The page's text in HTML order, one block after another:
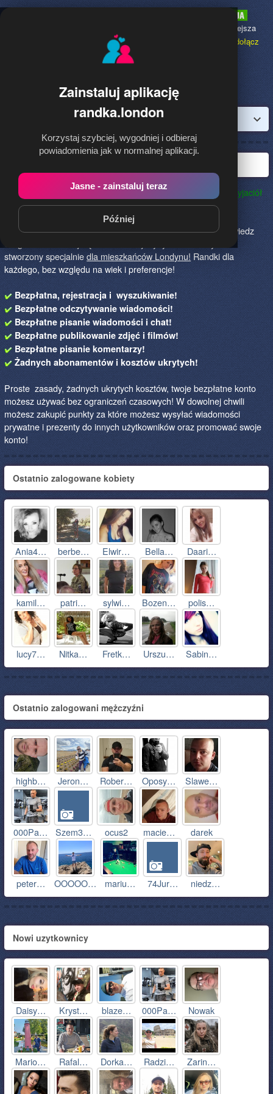
Zainstaluj aplikację
randka.london
Korzystaj szybciej, wygodniej i odbieraj
powiadomienia jak w normalnej aplikacji.
Jasne - zainstaluj teraz
Później
to najpopularniejsza
dołącz
Randka.london to najlepszy sposób na poznanie nowych przyjaciół
w Londynie!Określ czego szukasz i skończ z samotnością!
Znajdziesz tu osoby szukające miłości lub przygody, chętne
na randkę, imprezę i spotkanie na żywo! Dołącz do nas, powiedz
stworzony specjalniedla mieszkańców Londynu! Randki dla
każdego, bez względu na wiek i preferencje!
Bezpłatna, rejestracja i wyszukiwanie!
Bezpłatne odczytywanie wiadomości!
Bezpłatne pisanie wiadomości i chat!
Bezpłatne publikowanie zdjęć i filmów!
Bezpłatne pisanie komentarzy!
Żadnych abonamentów i kosztów ukrytych!
Proste zasady, żadnych ukrytych kosztów, twoje bezpłatne konto
możesz używać bez ograniczeń czasowych! W dowolnej chwili
możesz zakupić punkty za które możesz wysyłać wiadomości
prywatne i prezenty do innych użytkowników oraz promować swoje
konto!
Ostatnio zalogowane kobiety
Ania4… berbe… Elwir… Bella… Daari…
kamil… patri… sylwi… Bozen… polis…
lucy7… Nitka… Fretk… Urszu… Sabin…
Ostatnio zalogowani mężczyźni
highb… Jeron… Rober… Oposy… Slawe…
000Pa… Szem3… ocus2 macie… darek
peter… OOOOO… mariu… 74Jur… niedz…
Nowi uzytkownicy
Daisy… Kryst… blaze… 000Pa… Nowak
Mario… Rafal… Dorka… Radzi… Zarin…